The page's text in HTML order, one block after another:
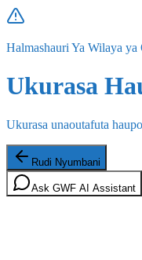
Halmashauri Ya Wilaya ya
Ukurasa
Ukurasa unaoutafuta
Rudi Nyumbani
Ask GWF AI Assistant